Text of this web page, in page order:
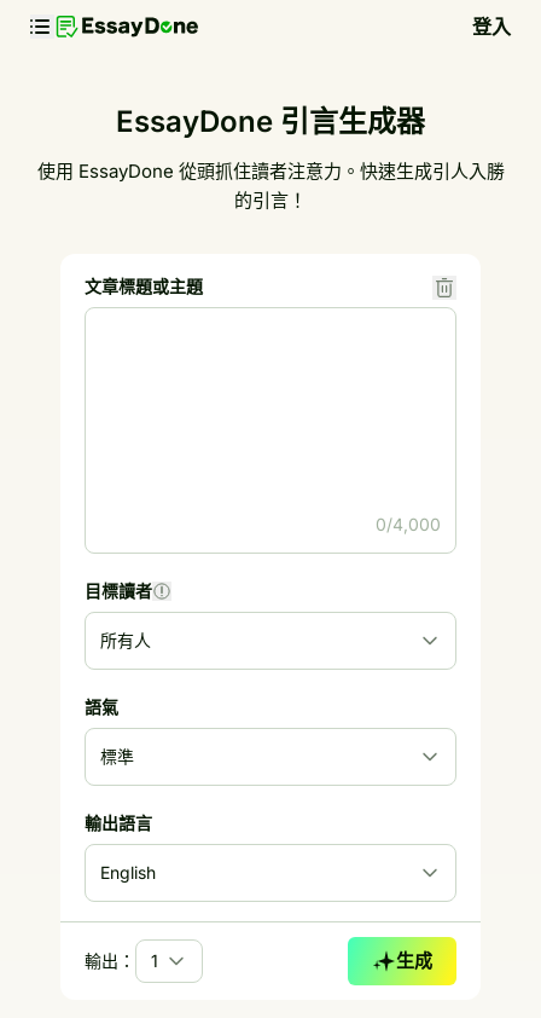
登入
EssayDone 引言生成器
使用 EssayDone 從頭抓住讀者注意力。快速生成引人入勝
的引言！
文章標題或主題
0/4,000
目標讀者
語氣
輸出語言
輸出： 生成